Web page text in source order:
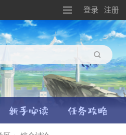
登录 注册
搜索